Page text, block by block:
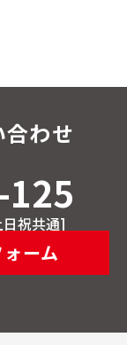
わせ
祝共通]
ーム